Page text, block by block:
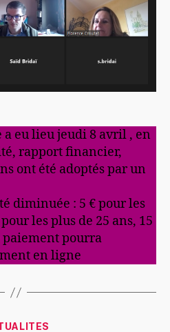
a eu lieu jeudi 8 avril , en
rapport financier,
ont été adoptés par un
diminuée : 5 € pour les
les plus de 25 ans, 15
paiement pourra
en ligne
Catégories